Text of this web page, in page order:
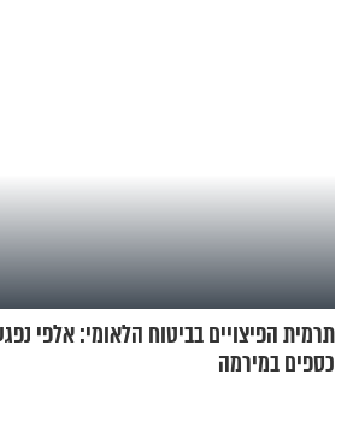
תרמית הפיצויים בביטוח הלאומי: אלפי
כספים במירמה